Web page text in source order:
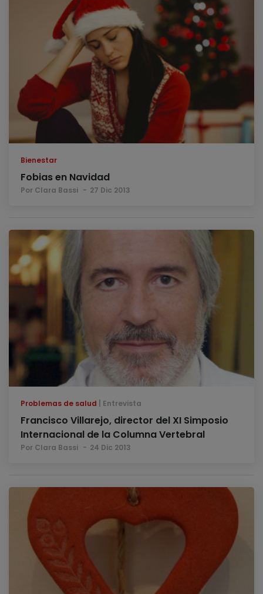
Bienestar
Fobias en Navidad
Por Clara Bassi 27 Dic 2013
Problemas de salud Entrevista
Francisco Villarejo, director del XI Simposio
Internacional de la Columna Vertebral
Por Clara Bassi 24 Dic 2013